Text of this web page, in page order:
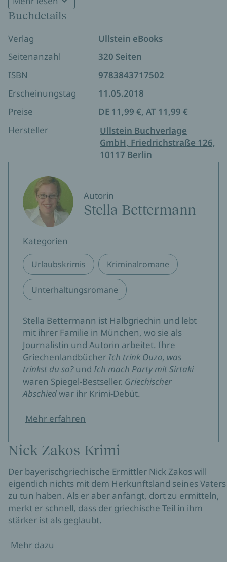
Frau, die einer der Ermordeten zum Verwechseln
ähnlich sieht, in große Gefahr. Schaffen es Zakos
und Fani, dem Täter auf die Spur zu kommen, bevor
es zu spät ist?
Buchdetails
Verlag
Ullstein eBooks
Seitenanzahl
320 Seiten
ISBN
9783843717502
Erscheinungstag
11.05.2018
Preise
DE 11,99 €, AT 11,99 €
Hersteller
Ullstein Buchverlage
GmbH, Friedrichstraße 126,
10117 Berlin
Autorin
Stella Bettermann
Kategorien
Urlaubskrimis Kriminalromane
Unterhaltungsromane
Stella Bettermann ist Halbgriechin und lebt
mit ihrer Familie in München, wo sie als
Journalistin und Autorin arbeitet. Ihre
GriechenlandbücherIch trink Ouzo, was
trinkst du so?und Ich mach Party mit Sirtaki
waren Spiegel-Bestseller. Griechischer
Abschiedwar ihr Krimi-Debüt.
Mehr erfahren
Nick-Zakos-Krimi
Der bayerischgriechische Ermittler Nick Zakos will
eigentlich nichts mit dem Herkunftsland seines Vaters
zu tun haben. Als er aber anfängt, dort zu ermitteln,
merkt er schnell, dass der griechische Teil in ihm
stärker ist als geglaubt.
Mehr dazu